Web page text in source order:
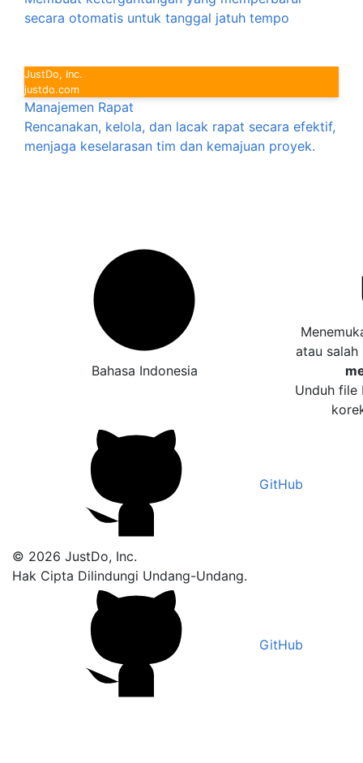
secara otomatis untuk tanggal jatuh tempo
JustDo, Inc.
justdo.com
Manajemen Rapat
Rencanakan, kelola, dan lacak rapat secara efektif,
menjaga keselarasan tim dan kemajuan proyek.
Bahasa Indonesia
atau
Unduh file
GitHub
© 2026 JustDo, Inc.
Hak Cipta Dilindungi Undang-Undang.
GitHub